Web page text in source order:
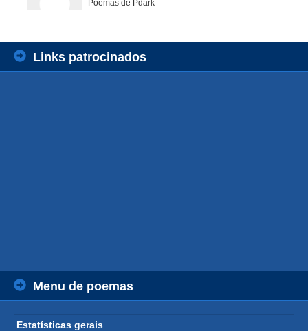
Poemas de Pdark
Links patrocinados
Menu de poemas
Estatísticas gerais